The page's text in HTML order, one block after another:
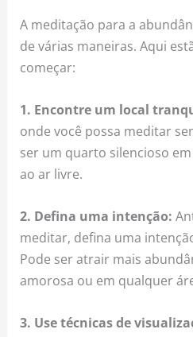
A meditação para a
de várias maneiras. Aqui
começar:
1. Encontre um local
onde você possa meditar
ser um quarto silencioso
ao ar livre.
2. Defina uma intenção:
meditar, defina uma
Pode ser atrair mais
amorosa ou em qualquer
3. Use técnicas de